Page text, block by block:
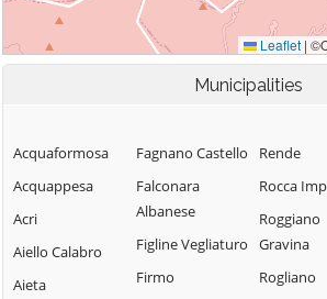
Municipalities
Acquaformosa
Acquappesa
Acri
Aiello Calabro
Aieta
Fagnano Castello
Falconara
Albanese
Figline Vegliaturo
Firmo
Rende
Rocca
Roggiano
Gravina
Rogliano